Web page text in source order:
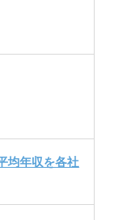
均年収を各社